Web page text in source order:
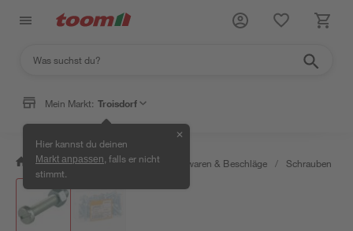
Mein Markt: Troisdorf
Hier kannst du deinen
Markt anpassen , falls er nicht
stimmt.
✕
/ Werkstatt & Maschinen / Eisenwaren & Beschläge / Schrauben